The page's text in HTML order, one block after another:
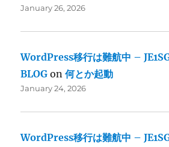
January 26, 2026
WordPress移行は難航中 –
BLOG on何とか起動
January 24, 2026
WordPress移行は難航中 –